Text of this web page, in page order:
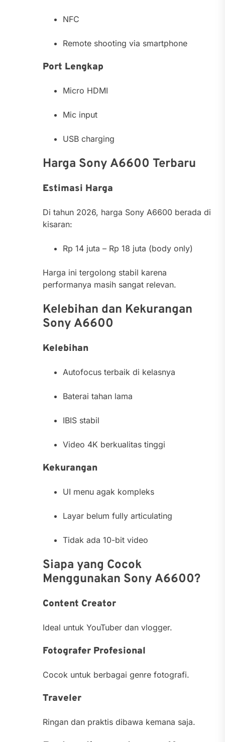
NFC
Remote shooting via smartphone
Port Lengkap
Micro HDMI
Mic input
USB charging
Harga Sony A6600 Terbaru
Estimasi Harga
Di tahun 2026, harga Sony A6600 berada di
kisaran:
Rp 14 juta – Rp 18 juta (body only)
Harga ini tergolong stabil karena
performanya masih sangat relevan.
Kelebihan dan Kekurangan
Sony A6600
Kelebihan
Autofocus terbaik di kelasnya
Baterai tahan lama
IBIS stabil
Video 4K berkualitas tinggi
Kekurangan
UI menu agak kompleks
Layar belum fully articulating
Tidak ada 10-bit video
Siapa yang Cocok
Menggunakan Sony A6600?
Content Creator
Ideal untuk YouTuber dan vlogger.
Fotografer Profesional
Cocok untuk berbagai genre fotografi.
Traveler
Ringan dan praktis dibawa kemana saja.